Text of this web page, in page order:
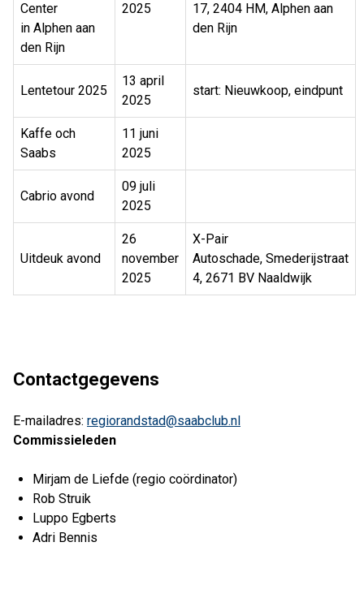
Center
in Alphen aan
den Rijn
2025
17, 2404 HM, Alphen aan
den Rijn
Lentetour 2025
13 april
2025
start: Nieuwkoop, eindpunt
Kaffe och
Saabs
11 juni
2025
Cabrio avond
09 juli
2025
Uitdeuk avond
26
november
2025
X-Pair
Autoschade, Smederijstraat
4, 2671 BV Naaldwijk
Contactgegevens
E-mailadres: regiorandstad@saabclub.nl
Commissieleden
Mirjam de Liefde (regio coördinator)
Rob Struik
Luppo Egberts
Adri Bennis